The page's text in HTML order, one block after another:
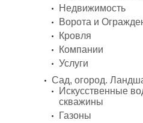
Недвижимость
Ворота и
Кровля
Компании
Услуги
Сад, огород.
Искусственные
скважины
Газоны